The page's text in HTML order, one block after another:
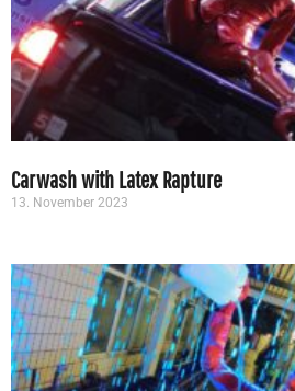
Carwash with Latex Rapture
13. November 2023